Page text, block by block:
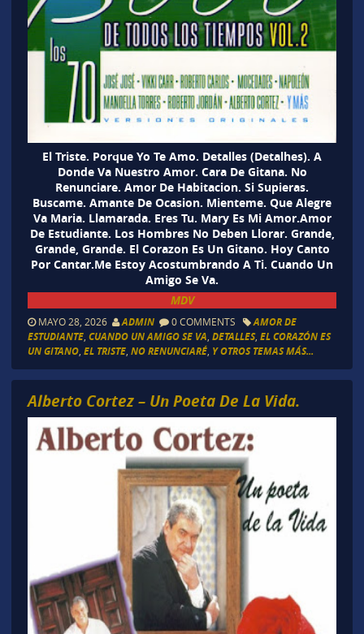
El Triste. Porque Yo Te Amo. Detalles (Detalhes). A
Donde Va Nuestro Amor. Cara De Gitana. No
Renunciare. Amor De Habitacion. Si Supieras.
Buscame. Amante De Ocasion. Mienteme. Que Alegre
Va Maria. Llamarada. Eres Tu. Mary Es Mi Amor.Amor
De Estudiante. Los Hombres No Deben Llorar. Grande,
Grande, Grande. El Corazon Es Un Gitano. Hoy Canto
Por Cantar.Me Estoy Acostumbrando A Ti. Cuando Un
Amigo Se Va.
MDV
MAYO 28, 2026 ADMIN 0 COMMENTS
AMOR DE
ESTUDIANTE, CUANDO UN AMIGO SE VA DETALLES, EL CORAZÓN ES
UN GITANO, EL TRISTE, NO RENUNCIARÉ, Y OTROS TEMAS MÁS...
Alberto Cortez – Un Poeta De La Vida.